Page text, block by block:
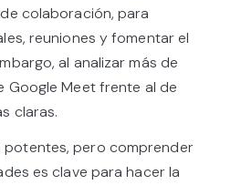
colaboración, para
reuniones y fomentar el
al analizar más de
Google Meet frente al de
claras.
potentes, pero comprender
es clave para hacer la